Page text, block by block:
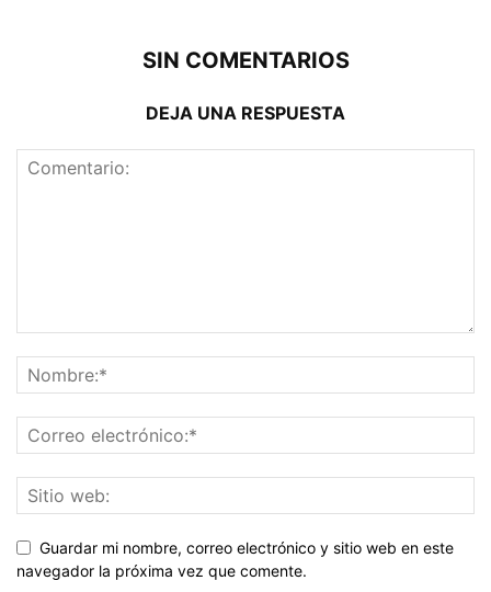
SIN COMENTARIOS
DEJA UNA RESPUESTA
Guardar mi nombre, correo electrónico y sitio web en este
navegador la próxima vez que comente.